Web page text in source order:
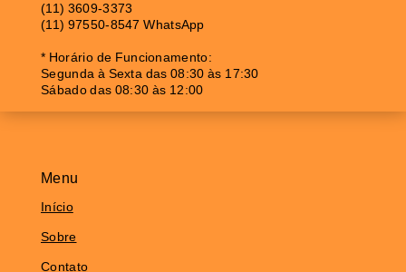
Menu
Início
Sobre
Contato
(11) 3609-3373
(11) 97550-8547 WhatsApp
* Horário de Funcionamento:
Segunda à Sexta das 08:30 às 17:30
Sábado das 08:30 às 12:00